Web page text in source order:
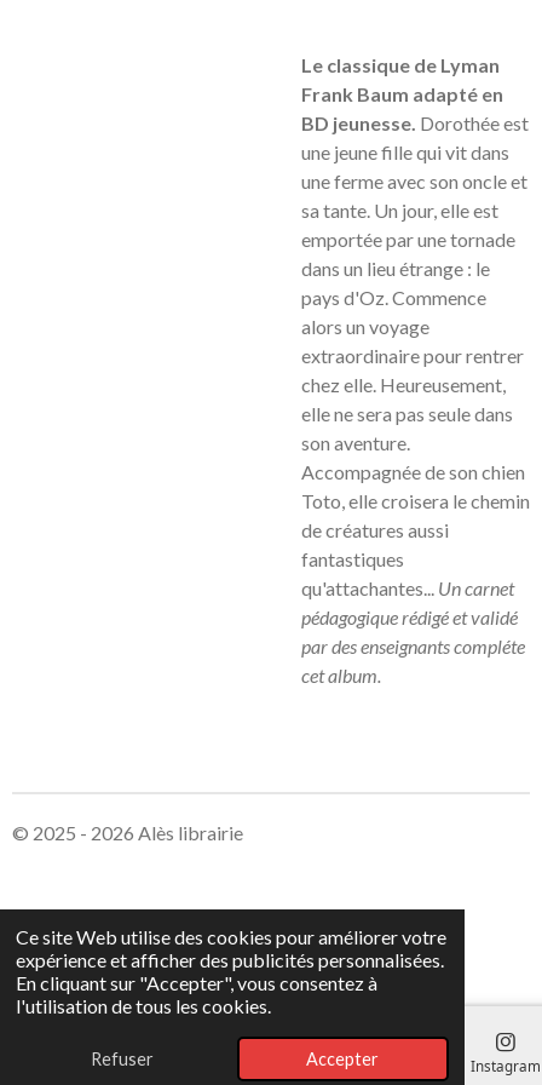
Ce site Web utilise des cookies pour améliorer votre
expérience et afficher des publicités personnalisées.
En cliquant sur "Accepter", vous consentez à
l'utilisation de tous les cookies.
Refuser Accepter
Le classique de Lyman
Frank Baum adapté en
BD jeunesse. Dorothée est
une jeune fille qui vit dans
une ferme avec son oncle et
sa tante. Un jour, elle est
emportée par une tornade
dans un lieu étrange : le
pays d'Oz. Commence
alors un voyage
extraordinaire pour rentrer
chez elle. Heureusement,
elle ne sera pas seule dans
son aventure.
Accompagnée de son chien
Toto, elle croisera le chemin
de créatures aussi
fantastiques
qu'attachantes... Un carnet
pédagogique rédigé et validé
par des enseignants compléte
cet album.
© 2025 - 2026 Alès librairie
E-mail Carte Instagram